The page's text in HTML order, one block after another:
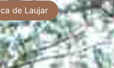
de Laujar